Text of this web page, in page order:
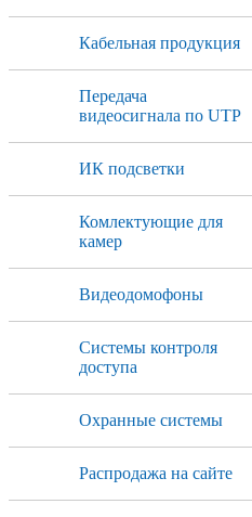
Кабельная продукция
Передача
видеосигнала по UTP
ИК подсветки
Комлектующие для
камер
Видеодомофоны
Системы контроля
доступа
Охранные системы
Распродажа на сайте